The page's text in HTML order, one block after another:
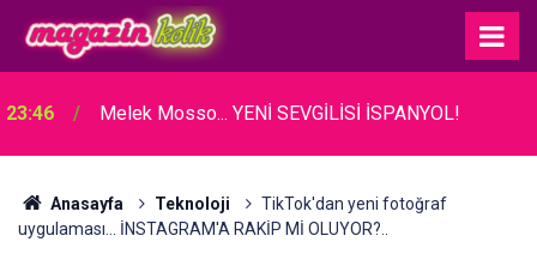
23:46 Melek Mosso... YENİ SEVGİLİSİ İSPANYOL!
Anasayfa Teknoloji
TikTok'dan yeni fotoğraf
uygulaması... İNSTAGRAM'A RAKİP Mİ OLUYOR?..